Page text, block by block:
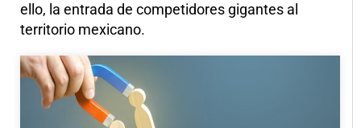
ello, la entrada de competidores gigantes al
territorio mexicano.